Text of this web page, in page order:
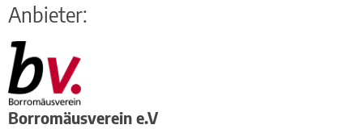
Anbieter:
Borromäusverein e.V